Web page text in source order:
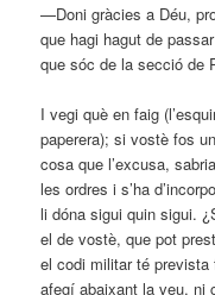
—Doni gràcies a Déu,
que hagi hagut de
que sóc de la secció de
I vegi què en faig
paperera); si vostè fos
cosa que l’excusa,
les ordres i s’ha
li dóna sigui quin sigui.
el de vostè, que pot
el codi militar té prevista
afegí abaixant la veu, ni